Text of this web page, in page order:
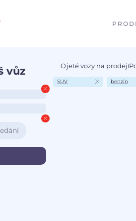
vůz Ojeté vozy na prodejI
SUV benzín